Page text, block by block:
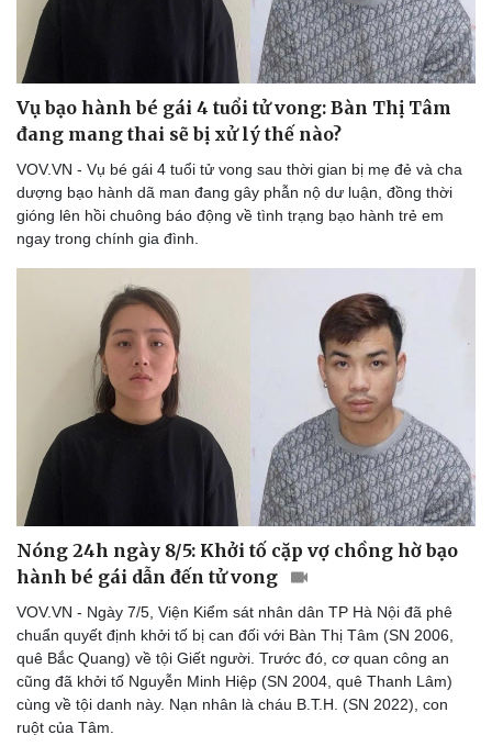
Âm nhạc
Di sản
Sao Việt
Du lịch
Tư vấn
Săn Tour
Podcast
Câu chuyện thời sự
Vụ bạo hành bé gái 4 tuổi tử vong: Bàn Thị Tâm
đang mang thai sẽ bị xử lý thế nào?
VOV.VN - Vụ bé gái 4 tuổi tử vong sau thời gian bị mẹ đẻ và cha
dượng bạo hành dã man đang gây phẫn nộ dư luận, đồng thời
gióng lên hồi chuông báo động về tình trạng bạo hành trẻ em
ngay trong chính gia đình.
Nóng 24h ngày 8/5: Khởi tố cặp vợ chồng hờ bạo
hành bé gái dẫn đến tử vong
VOV.VN - Ngày 7/5, Viện Kiểm sát nhân dân TP Hà Nội đã phê
chuẩn quyết định khởi tố bị can đối với Bàn Thị Tâm (SN 2006,
quê Bắc Quang) về tội Giết người. Trước đó, cơ quan công an
cũng đã khởi tố Nguyễn Minh Hiệp (SN 2004, quê Thanh Lâm)
cùng về tội danh này. Nạn nhân là cháu B.T.H. (SN 2022), con
ruột của Tâm.